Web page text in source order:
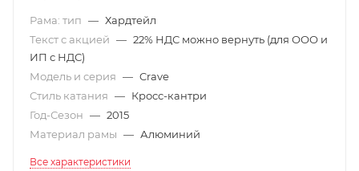
Рама: тип — Хардтейл
Текст с акцией — 22% НДС можно вернуть (для ООО и
ИП с НДС)
Модель и серия — Crave
Стиль катания — Кросс-кантри
Год-Сезон — 2015
Материал рамы — Алюминий
Все характеристики